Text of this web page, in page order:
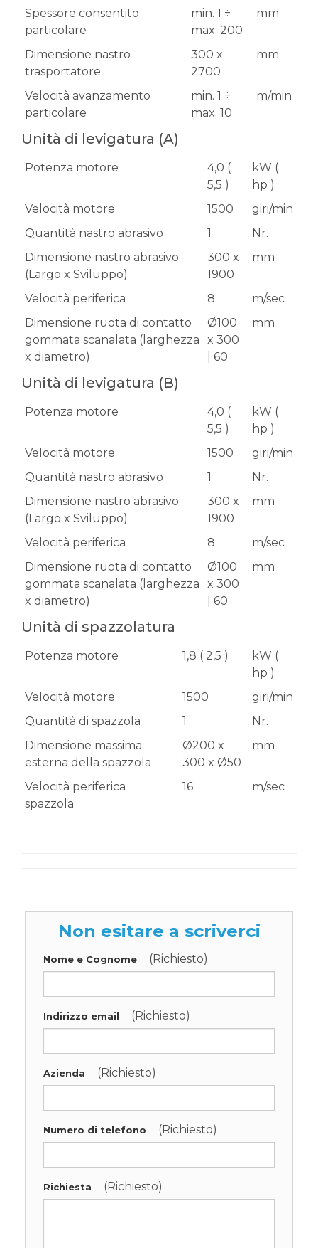
Spessore consentito
particolare
min. 1 ÷
max. 200
mm
Dimensione nastro
trasportatore
300 x
2700
mm
Velocità avanzamento
particolare
min. 1 ÷
max. 10
m/min
Unità di levigatura (A)
Potenza motore
4,0 (
5,5 )
kW (
hp )
Velocità motore
1500
giri/min
Quantità nastro abrasivo
1
Nr.
Dimensione nastro abrasivo
(Largo x Sviluppo)
300 x
1900
mm
Velocità periferica 8
m/sec
Dimensione ruota di contatto
gommata scanalata (larghezza
x diametro)
Ø100
x 300
| 60
mm
Unità di levigatura (B)
Potenza motore
4,0 (
5,5 )
kW (
hp )
Velocità motore
1500
giri/min
Quantità nastro abrasivo
1
Nr.
Dimensione nastro abrasivo
(Largo x Sviluppo)
300 x
1900
mm
Velocità periferica 8
m/sec
Dimensione ruota di contatto
gommata scanalata (larghezza
x diametro)
Ø100
x 300
| 60
mm
Unità di spazzolatura
Potenza motore 1,8 ( 2,5 )
kW (
hp )
Velocità motore
1500
giri/min
Quantità di spazzola
1
Nr.
Dimensione massima
esterna della spazzola
Ø200 x
300 x Ø50
mm
Velocità periferica
spazzola
16 m/sec
Non esitare a scriverci
Nome e Cognome (Richiesto)
Indirizzo email (Richiesto)
Azienda (Richiesto)
Numero di telefono (Richiesto)
Richiesta (Richiesto)